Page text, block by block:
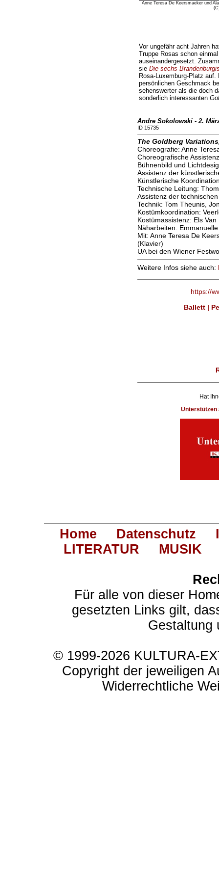
Anne Teresa De Keersmaeker und
Vor ungefähr acht Jahren
Truppe Rosas schon
auseinandergesetzt.
sie Die sechs
Rosa-Luxemburg-Platz
persönlichen Geschmack
sehenswerter als die doch
sonderlich interessanten
Andre Sokolowski - 2.
ID 15735
The Goldberg
Choreografie: Anne
Choreografische
Bühnenbild und
Assistenz der
Künstlerische
Technische Leitung:
Assistenz der
Technik: Tom Theunis,
Kostümkoordination:
Kostümassistenz: Els
Näharbeiten:
Mit: Anne Teresa De
(Klavier)
UA bei den Wiener
Weitere Infos siehe auch:
https://
Ballett |
Hat
Unterstützen
Home Datenschutz
LITERATUR
MUSIK
Für alle von dieser
gesetzten Links gilt,
Gestaltung
© 1999-2026 KULTURA-
Copyright der jeweiligen
Widerrechtliche